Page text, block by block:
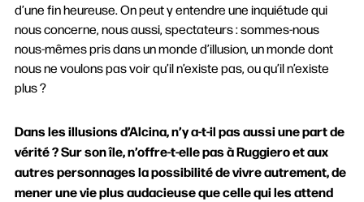
d’une fin heureuse. On peut y entendre une inquiétude qui
nous concerne, nous aussi, spectateurs : sommes-nous
nous-mêmes pris dans un monde d’illusion, un monde dont
nous ne voulons pas voir qu’il n’existe pas, ou qu’il n’existe
plus ?
Dans les illusions d’Alcina, n’y a-t-il pas aussi une part de
vérité ? Sur son île, n’offre-t-elle pas à Ruggiero et aux
autres personnages la possibilité de vivre autrement, de
mener une vie plus audacieuse que celle qui les attend